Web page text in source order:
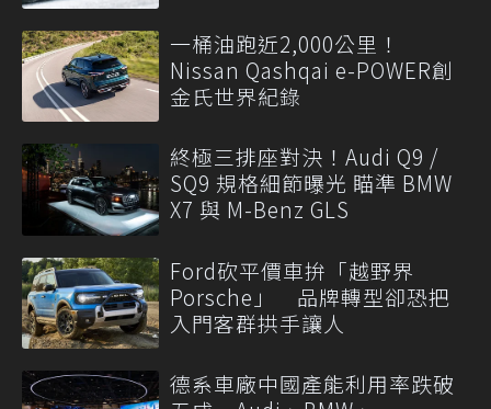
一桶油跑近2,000公里！
Nissan Qashqai e-POWER創
金氏世界紀錄
終極三排座對決！Audi Q9 /
SQ9 規格細節曝光 瞄準 BMW
X7 與 M-Benz GLS
Ford砍平價車拚「越野界
Porsche」 品牌轉型卻恐把
入門客群拱手讓人
德系車廠中國產能利用率跌破